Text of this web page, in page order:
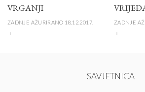
VRGANJI
ZADNJE AŽURIRANO 18.12.2017. ZADNJE
SAVJETNICA